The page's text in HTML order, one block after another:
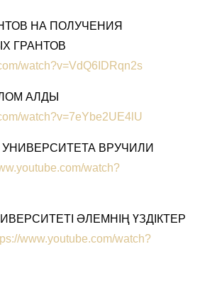
НА ПОЛУЧЕНИЯ
ГРАНТОВ
watch?v=VdQ6IDRqn2s
АЛДЫ
watch?v=7eYbe2UE4lU
ВРУЧИЛИ
watch?
ӘЛЕМНІҢ ҮЗДІКТЕР
www.youtube.com/watch?